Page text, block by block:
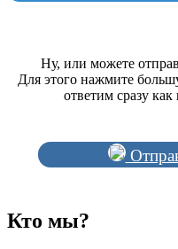
Ну, или можете
Для этого нажмите
ответим сразу
Кто мы?